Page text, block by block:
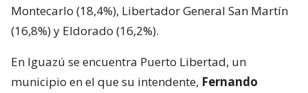
Montecarlo (18,4%), Libertador General San Martín
(16,8%) y Eldorado (16,2%).
En Iguazú se encuentra Puerto Libertad, un
municipio en el que su intendente, Fernando